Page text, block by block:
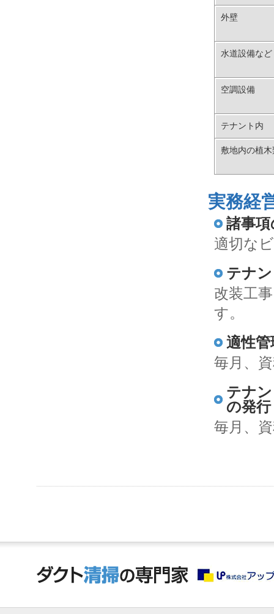
外壁
水道設備など
空調設備
テナント内
敷地内の植木
実務経
諸事
適切な
テナ
改装工
す。
適性
毎月、
テナ
の発行
毎月、